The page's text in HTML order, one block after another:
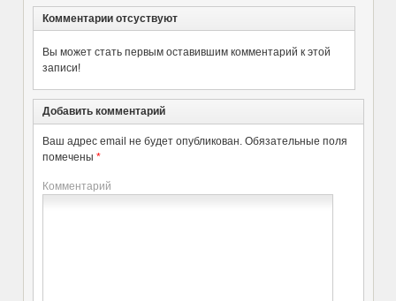
Комментарии отсуствуют
Вы может стать первым оставившим комментарий к этой
записи!
Добавить комментарий
Ваш адрес email не будет опубликован. Обязательные поля
помечены *
Комментарий